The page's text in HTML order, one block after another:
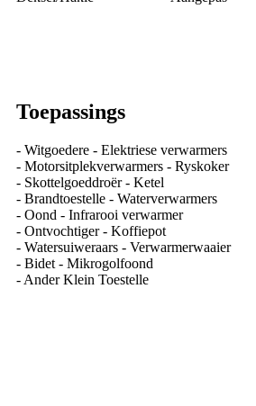
Toepassings
- Witgoedere - Elektriese verwarmers
- Motorsitplekverwarmers - Ryskoker
- Skottelgoeddroër - Ketel
- Brandtoestelle - Waterverwarmers
- Oond - Infrarooi verwarmer
- Ontvochtiger - Koffiepot
- Watersuiweraars - Verwarmerwaaier
- Bidet - Mikrogolfoond
- Ander Klein Toestelle